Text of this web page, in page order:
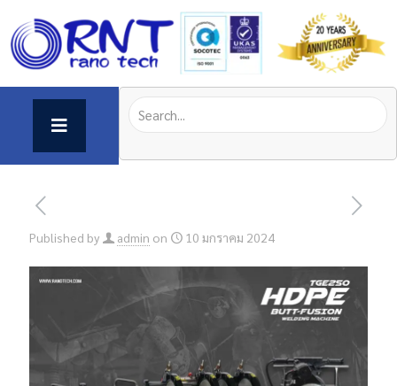
Published by admin on 10 มกราคม 2024